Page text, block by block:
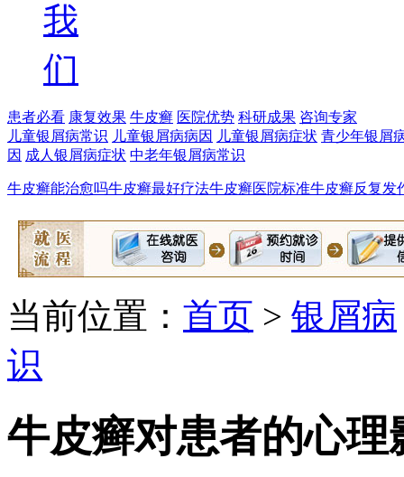
我
们
患者必看 康复效果 牛皮癣 医院优势 科研成果 咨询专家
儿童银屑病常识 儿童银屑病病因 儿童银屑病症状 青少年银屑
因 成人银屑病症状 中老年银屑病常识
牛皮癣能治愈吗牛皮癣最好疗法牛皮癣医院标准牛皮癣反复发
当前位置： 首页 > 银屑病
识
牛皮癣对患者的心理